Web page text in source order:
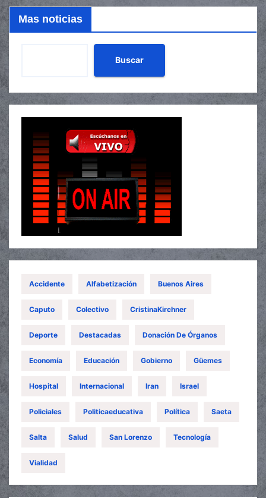
Mas noticias
Buscar
Accidente Alfabetización Buenos Aires
Caputo Colectivo CristinaKirchner
Deporte Destacadas Donación De Órganos
Economía Educación Gobierno Güemes
Hospital Internacional Iran Israel
Policiales Politicaeducativa Política Saeta
Salta Salud San Lorenzo Tecnología
Vialidad